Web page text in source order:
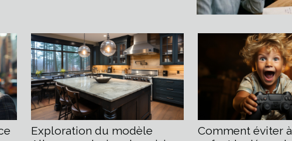
Exploration du modèle
Comment éviter